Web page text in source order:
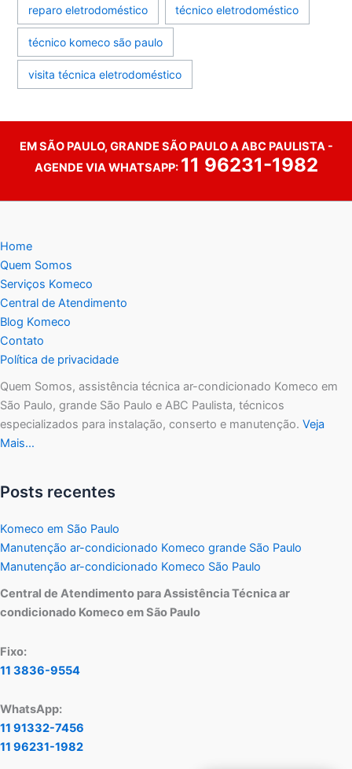
reparo eletrodoméstico técnico eletrodoméstico
técnico komeco são paulo
visita técnica eletrodoméstico
EM SÃO PAULO, GRANDE SÃO PAULO A ABC PAULISTA -
AGENDE VIA WHATSAPP: 11 96231-1982
Home
Quem Somos
Serviços Komeco
Central de Atendimento
Blog Komeco
Contato
Política de privacidade
Quem Somos, assistência técnica ar-condicionado Komeco em
São Paulo, grande São Paulo e ABC Paulista, técnicos
especializados para instalação, conserto e manutenção. Veja
Mais…
Posts recentes
Komeco em São Paulo
Manutenção ar-condicionado Komeco grande São Paulo
Manutenção ar-condicionado Komeco São Paulo
Central de Atendimento para Assistência Técnica ar
condicionado Komeco em São Paulo
Fixo:
11 3836-9554
WhatsApp:
11 91332-7456
11 96231-1982